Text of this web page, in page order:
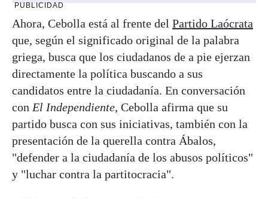
PUBLICIDAD
Ahora, Cebolla está al frente del Partido Laócrata
que, según el significado original de la palabra
griega, busca que los ciudadanos de a pie ejerzan
directamente la política buscando a sus
candidatos entre la ciudadanía. En conversación
con El Independiente, Cebolla afirma que su
partido busca con sus iniciativas, también con la
presentación de la querella contra Ábalos,
"defender a la ciudadanía de los abusos políticos"
y "luchar contra la partitocracia".